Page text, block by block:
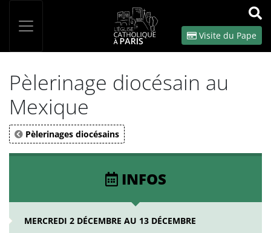
OK
Visite du Pape
Pèlerinage diocésain au
Mexique
Pèlerinages diocésains
INFOS
MERCREDI 2 DÉCEMBRE AU 13 DÉCEMBRE
Panneau de gestion des cookies